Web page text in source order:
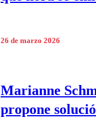
26 de marzo 2026
Marianne
propone